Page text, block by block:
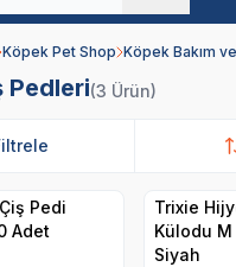
Köpek Pet Shop Köpek Bakım
Pedleri(3 Ürün)
Pedi
Adet
Trixie
Külodu M
Siyah